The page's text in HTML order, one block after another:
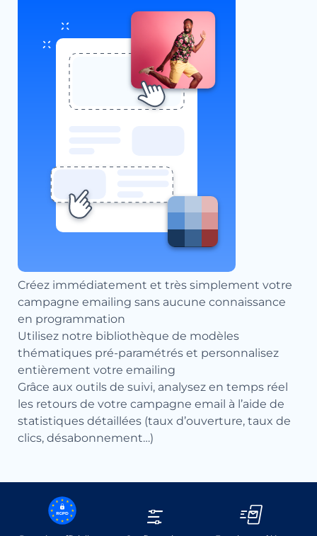
Créez immédiatement et très simplement votre
campagne emailing sans aucune connaissance
en programmation
Utilisez notre bibliothèque de modèles
thématiques pré-paramétrés et personnalisez
entièrement votre emailing
Grâce aux outils de suivi, analysez en temps réel
les retours de votre campagne email à l’aide de
statistiques détaillées (taux d’ouverture, taux de
clics, désabonnement…)